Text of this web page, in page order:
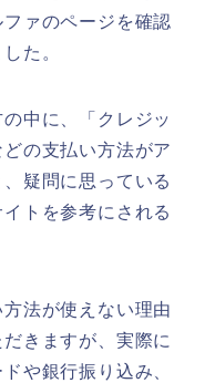
ァのページを確認
た。
中に、「クレジッ
の支払い方法がア
疑問に思っている
トを参考にされる
法が使えない理由
きますが、実際に
や銀行振り込み、